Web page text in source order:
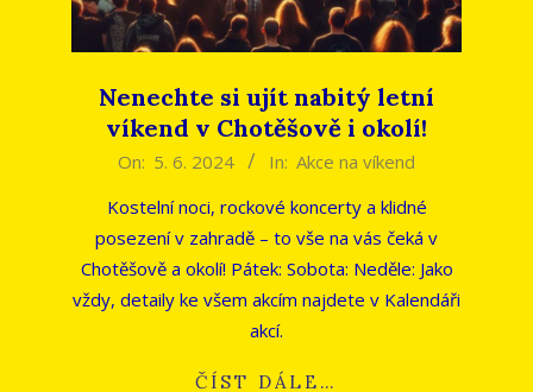
Nenechte si ujít nabitý letní
víkend v Chotěšově i okolí!
2024-On: 5. 6. 2024 In: Akce na víkend
Kostelní noci, rockové koncerty a klidné
posezení v zahradě – to vše na vás čeká v
Chotěšově a okolí! Pátek: Sobota: Neděle: Jako
vždy, detaily ke všem akcím najdete v Kalendáři
akcí.
ČÍST DÁLE…